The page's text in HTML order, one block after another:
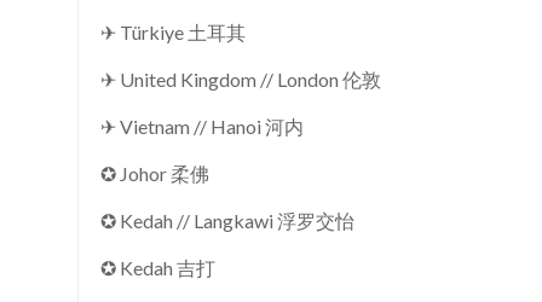
✈ Türkiye 土耳其
✈ United Kingdom // London 伦敦
✈ Vietnam // Hanoi 河内
✪ Johor 柔佛
✪ Kedah // Langkawi 浮罗交怡
✪ Kedah 吉打